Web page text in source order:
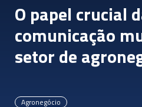
O papel crucial
comunicação
setor de
Agronegócio